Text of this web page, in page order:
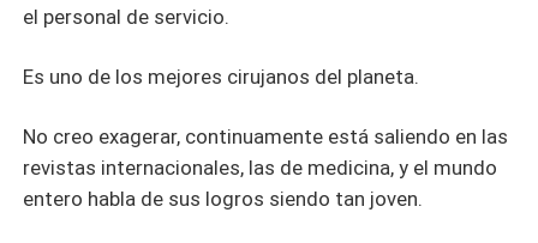
el personal de servicio.
Es uno de los mejores cirujanos del planeta.
No creo exagerar, continuamente está saliendo en las
revistas internacionales, las de medicina, y el mundo
entero habla de sus logros siendo tan joven.